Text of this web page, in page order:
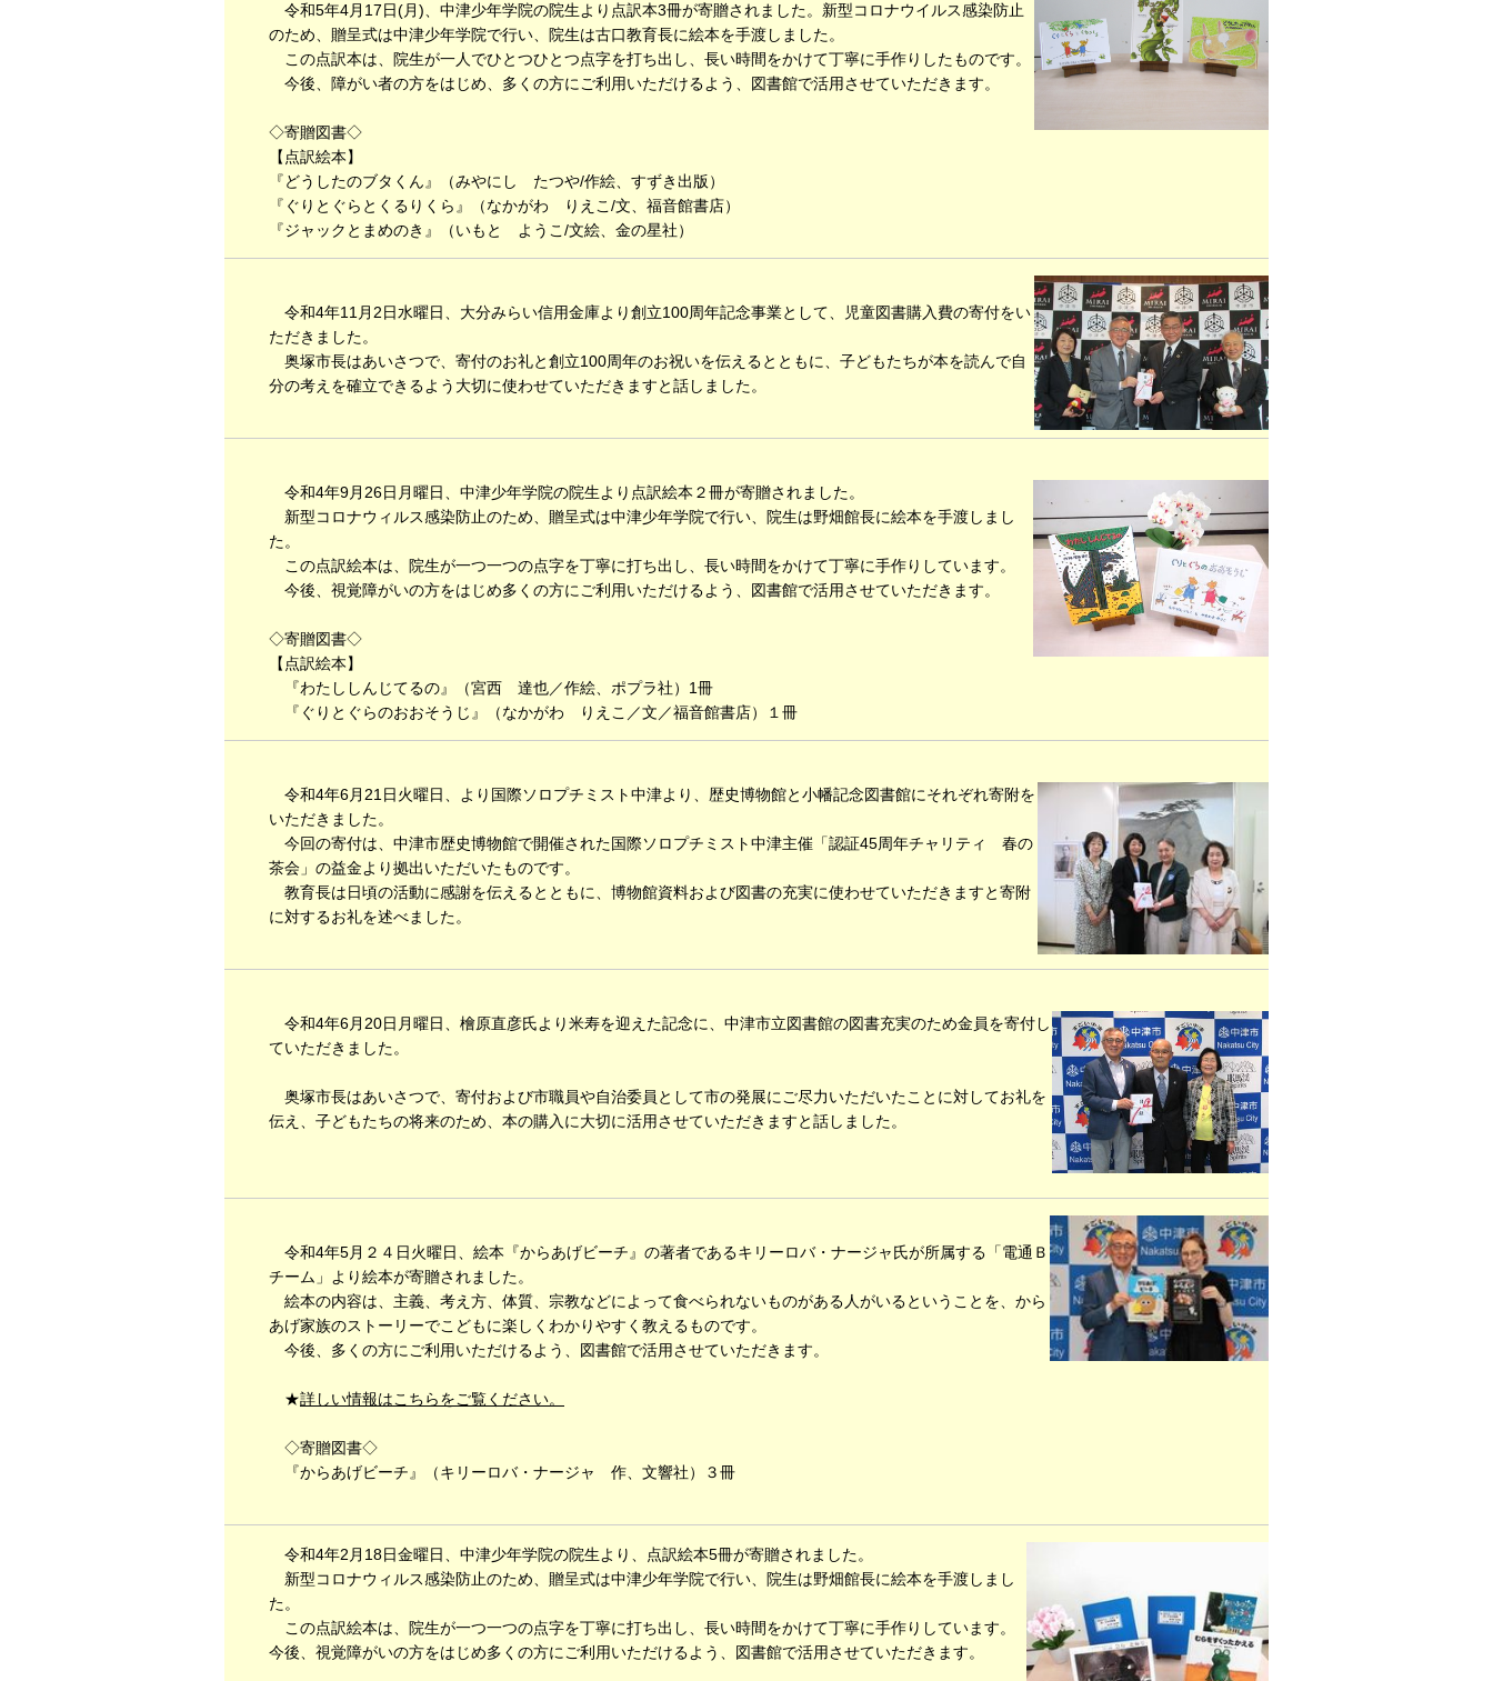
令和5年4月17日(月)、中津少年学院の院生より点訳本3冊が寄贈されました。新型コロナウイルス感染防止
のため、贈呈式は中津少年学院で行い、院生は古口教育長に絵本を手渡しました。
この点訳本は、院生が一人でひとつひとつ点字を打ち出し、長い時間をかけて丁寧に手作りしたものです。
今後、障がい者の方をはじめ、多くの方にご利用いただけるよう、図書館で活用させていただきます。
◇寄贈図書◇
【点訳絵本】
『どうしたのブタくん』（みやにし たつや/作絵、すずき出版）
『ぐりとぐらとくるりくら』（なかがわ りえこ/文、福音館書店）
『ジャックとまめのき』（いもと ようこ/文絵、金の星社）
令和4年11月2日水曜日、大分みらい信用金庫より創立100周年記念事業として、児童図書購入費の寄付をい
ただきました。
奥塚市長はあいさつで、寄付のお礼と創立100周年のお祝いを伝えるとともに、子どもたちが本を読んで自
分の考えを確立できるよう大切に使わせていただきますと話しました。
令和4年9月26日月曜日、中津少年学院の院生より点訳絵本２冊が寄贈されました。
新型コロナウィルス感染防止のため、贈呈式は中津少年学院で行い、院生は野畑館長に絵本を手渡しまし
た。
この点訳絵本は、院生が一つ一つの点字を丁寧に打ち出し、長い時間をかけて丁寧に手作りしています。
今後、視覚障がいの方をはじめ多くの方にご利用いただけるよう、図書館で活用させていただきます。
◇寄贈図書◇
【点訳絵本】
『わたししんじてるの』（宮西 達也／作絵、ポプラ社）1冊
『ぐりとぐらのおおそうじ』（なかがわ りえこ／文／福音館書店）１冊
令和4年6月21日火曜日、より国際ソロプチミスト中津より、歴史博物館と小幡記念図書館にそれぞれ寄附を
いただきました。
今回の寄付は、中津市歴史博物館で開催された国際ソロプチミスト中津主催「認証45周年チャリティ 春の
茶会」の益金より拠出いただいたものです。
教育長は日頃の活動に感謝を伝えるとともに、博物館資料および図書の充実に使わせていただきますと寄附
に対するお礼を述べました。
令和4年6月20日月曜日、檜原直彦氏より米寿を迎えた記念に、中津市立図書館の図書充実のため金員を寄付し
ていただきました。
奥塚市長はあいさつで、寄付および市職員や自治委員として市の発展にご尽力いただいたことに対してお礼を
伝え、子どもたちの将来のため、本の購入に大切に活用させていただきますと話しました。
令和4年5月２４日火曜日、絵本『からあげビーチ』の著者であるキリーロバ・ナージャ氏が所属する「電通Ｂ
チーム」より絵本が寄贈されました。
絵本の内容は、主義、考え方、体質、宗教などによって食べられないものがある人がいるということを、から
あげ家族のストーリーでこどもに楽しくわかりやすく教えるものです。
今後、多くの方にご利用いただけるよう、図書館で活用させていただきます。
★詳しい情報はこちらをご覧ください。
◇寄贈図書◇
『からあげビーチ』（キリーロバ・ナージャ 作、文響社）３冊
令和4年2月18日金曜日、中津少年学院の院生より、点訳絵本5冊が寄贈されました。
新型コロナウィルス感染防止のため、贈呈式は中津少年学院で行い、院生は野畑館長に絵本を手渡しまし
た。
この点訳絵本は、院生が一つ一つの点字を丁寧に打ち出し、長い時間をかけて丁寧に手作りしています。
今後、視覚障がいの方をはじめ多くの方にご利用いただけるよう、図書館で活用させていただきます。